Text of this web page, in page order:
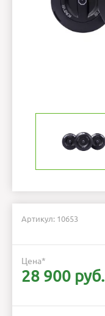
Артикул: 10653
Цена*
28 900 руб.